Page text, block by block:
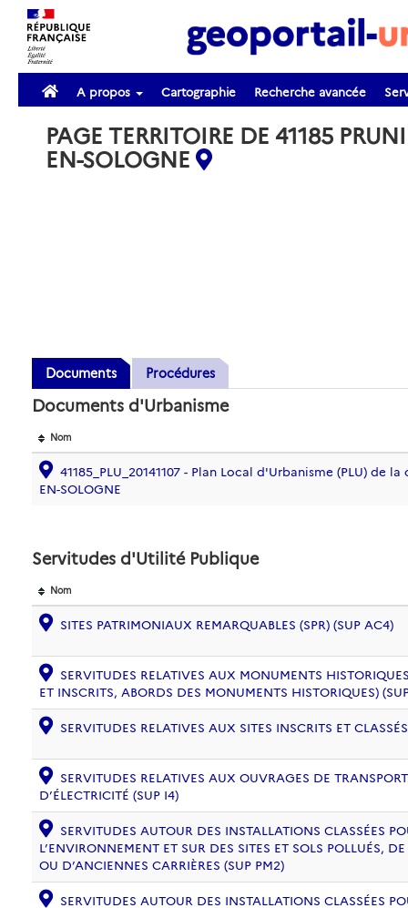
A propos Cartographie Recherche avancée
PAGE TERRITOIRE DE 41185
EN-SOLOGNE
Documents Procédures
Documents d'Urbanisme
Nom
41185_PLU_20141107 - Plan Local d'Urbanisme (PLU) de
EN-SOLOGNE
Servitudes d'Utilité Publique
Nom
SITES PATRIMONIAUX REMARQUABLES (SPR) (SUP AC4)
SERVITUDES RELATIVES AUX MONUMENTS
ET INSCRITS, ABORDS DES MONUMENTS HISTORIQUES)
SERVITUDES RELATIVES AUX SITES INSCRITS ET
SERVITUDES RELATIVES AUX OUVRAGES DE
D’ÉLECTRICITÉ (SUP I4)
SERVITUDES AUTOUR DES INSTALLATIONS CLASSÉES
L’ENVIRONNEMENT ET SUR DES SITES ET SOLS POLLUÉS,
OU D’ANCIENNES CARRIÈRES (SUP PM2)
SERVITUDES AUTOUR DES INSTALLATIONS CLASSÉES